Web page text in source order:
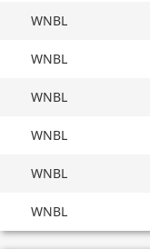
WNBL
WNBL
WNBL
WNBL
WNBL
WNBL